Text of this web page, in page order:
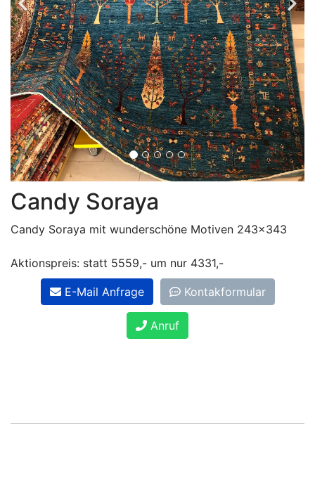
Candy Soraya
Candy Soraya mit wunderschöne Motiven 243x343
Aktionspreis: statt 5559,- um nur 4331,-
E-Mail Anfrage Kontakformular
Anruf